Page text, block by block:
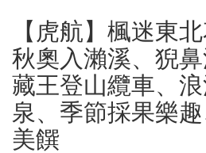
海島假期
韓國
【虎航】楓迷東
秋奧入瀨溪、猊鼻
藏王登山纜車、
泉、季節採果樂
美饌